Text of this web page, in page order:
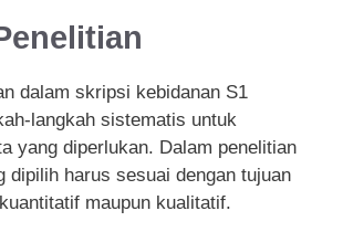
dalam skripsi kebidanan S1
langkah sistematis untuk
yang diperlukan. Dalam penelitian
dipilih harus sesuai dengan tujuan
maupun kualitatif.